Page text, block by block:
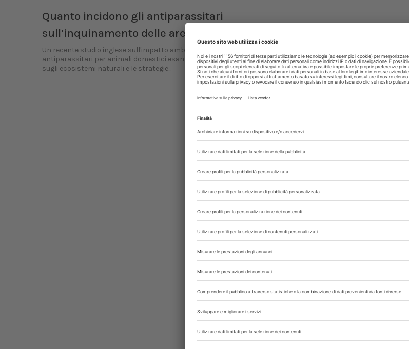
Quanto incidono gli antiparassitari
sull’inquinamento delle aree urbane?
Un recente studio inglese sull'impatto ambientale degli
antiparassitari per animali domestici esamina le ripercussioni
sugli ecosistemi naturali e le strategie...